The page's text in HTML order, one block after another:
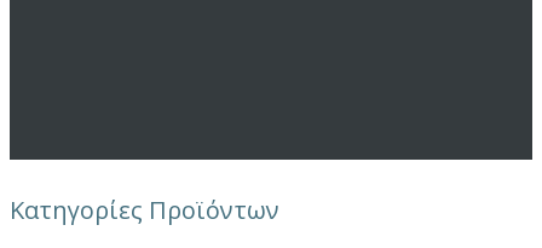
Κατηγορίες Προϊόντων